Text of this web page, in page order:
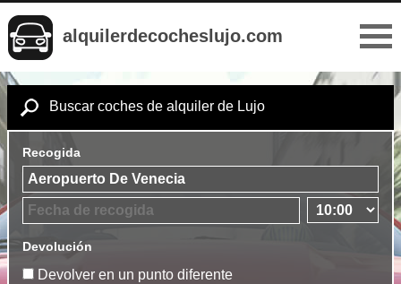
alquilerdecocheslujo.com
Buscar coches de alquiler de Lujo
Recogida
Devolución
Devolver en un punto diferente